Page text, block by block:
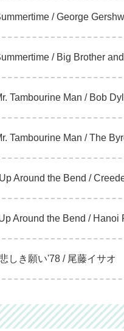
/ George
/ Big Brother
Tambourine Man / Bob
Tambourine Man / The
Around the Bend /
Around the Bend / Hanoi
しき願い'78 / 尾藤イサオ